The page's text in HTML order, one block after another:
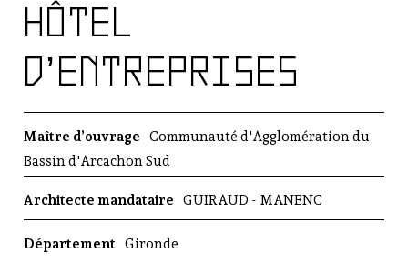
a
l
d
A
h
i
HÔTEL
D’ENTREPRISES
Maître d’ouvrage
Communauté d'Agglomération du
Bassin d'Arcachon Sud
Architecte mandataire GUIRAUD - MANENC
Département Gironde